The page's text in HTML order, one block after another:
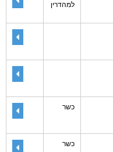
למהדרין
כשר
כשר